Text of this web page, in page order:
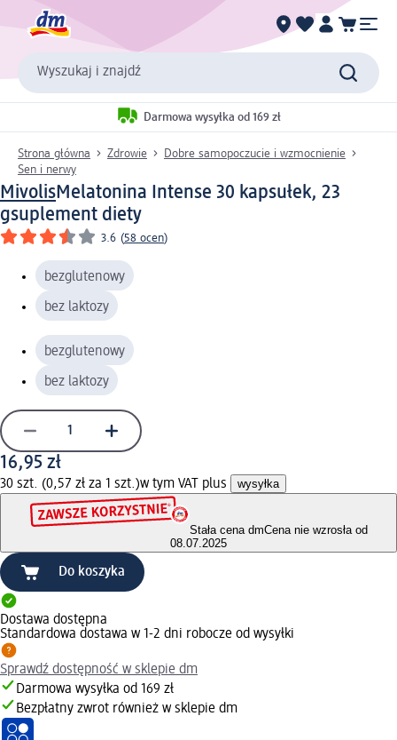
Wyszukaj i znajdź
Darmowa wysyłka od 169 zł
Strona główna Zdrowie
Dobre samopoczucie i wzmocnienie
Sen i nerwy
MivolisMelatonina Intense 30 kapsułek, 23
gsuplement diety
3.6 (58 ocen)
bezglutenowy
bez laktozy
bezglutenowy
bez laktozy
16,95 zł
30 szt. (0,57 zł za 1 szt.)w tym VAT plus wysyłka
Stała cena dmCena nie wzrosła od
08.07.2025
Do koszyka
Dostawa dostępna
Standardowa dostawa w 1-2 dni robocze od wysyłki
Sprawdź dostępność w sklepie dm
Darmowa wysyłka od 169 zł
Bezpłatny zwrot również w sklepie dm